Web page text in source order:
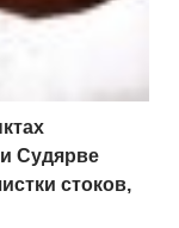
Судярве
стоков,